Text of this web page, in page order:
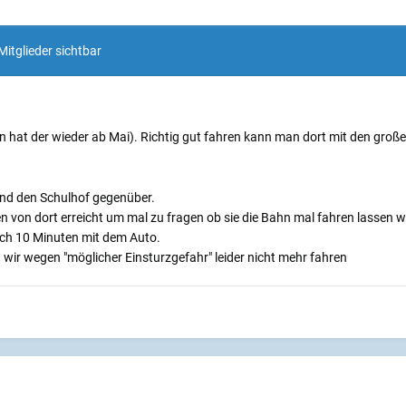
sichtbar
hat der wieder ab Mai). Richtig gut fahren kann man dort mit den
den Schulhof gegenüber.
von dort erreicht um mal zu fragen ob sie die Bahn mal fahren lassen
10 Minuten mit dem Auto.
wegen "möglicher Einsturzgefahr" leider nicht mehr fahren